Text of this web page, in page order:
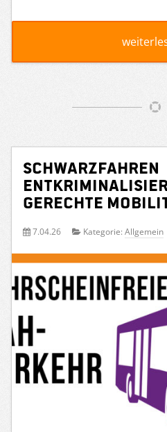
Schwarzfahren
gerechte
7.04.26 Kategorie: Allgemein